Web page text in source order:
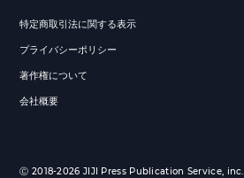
特定商取引法に関する表示
プライバシーポリシー
著作権について
会社概要
Ⓒ 2018-2026 JIJI Press Publication Service, inc.